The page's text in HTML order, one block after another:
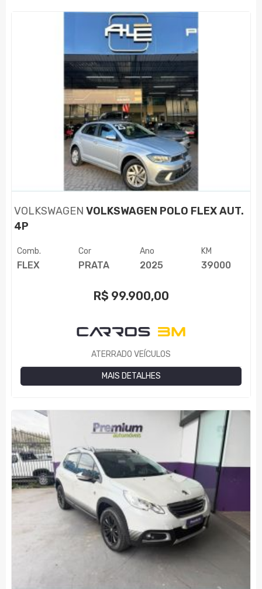
VOLKSWAGEN VOLKSWAGEN POLO FLEX AUT.
4P
Comb.
FLEX
Cor
PRATA
Ano
2025
KM
39000
R$ 99.900,00
ATERRADO VEÍCULOS
MAIS DETALHES